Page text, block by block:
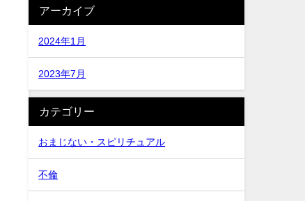
アーカイブ
2024年1月
2023年7月
カテゴリー
おまじない・スピリチュアル
不倫